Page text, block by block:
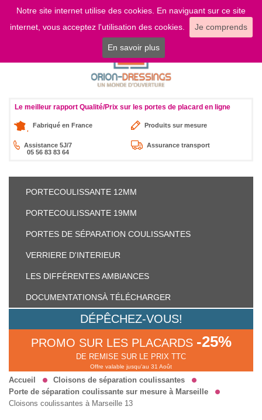
Notre site internet utilise des cookies. En naviguant sur ce site
internet, vous acceptez l'utilisation des cookies.
Je comprends
En savoir plus
LOGIN
Le meilleur rapport Qualité/Prix sur les portes de placard en ligne
Fabriqué en France Produits sur mesure
Assistance 5J/7
05 56 83 83 64
Assurance transport
PORTECOULISSANTE 12MM
PORTECOULISSANTE 19MM
PORTES DE SÉPARATION COULISSANTES
VERRIERE D'INTERIEUR
LES DIFFÉRENTESAMBIANCES
DOCUMENTATIONSÀ TÉLÉCHARGER
DÉPÊCHEZ-VOUS!
PROMO SUR LES PLACARDS -25%
DE REMISE SUR LE PRIX TTC
Offre valable jusqu'au 31 Août
Accueil
Cloisons de séparation coulissantes
Porte de séparation coulissante sur mesure à Marseille
Cloisons coulissantes à Marseille 13